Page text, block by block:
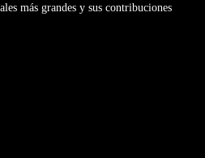
más grandes y sus contribuciones